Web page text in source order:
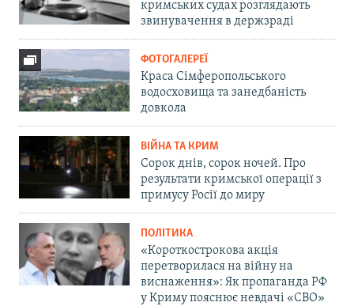
кримських судах розглядають
звинувачення в держзраді
ФОТОГАЛЕРЕЇ
Краса Сімферопольського
водосховища та занедбаність
довкола
ВІЙНА ТА КРИМ
Сорок днів, сорок ночей. Про
результати кримської операції з
примусу Росії до миру
ПОЛІТИКА
«Короткострокова акція
перетворилася на війну на
виснаження»: Як пропаганда РФ
у Криму пояснює невдачі «СВО»